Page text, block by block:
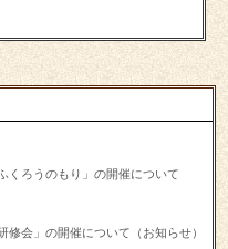
くろうのもり」の開催について
会」の開催について（お知らせ）